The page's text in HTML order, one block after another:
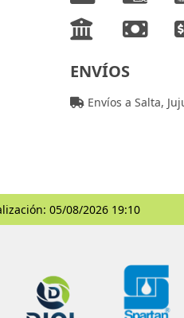
ENVÍOS
Envíos a Salta,
05/08/2026 19:10